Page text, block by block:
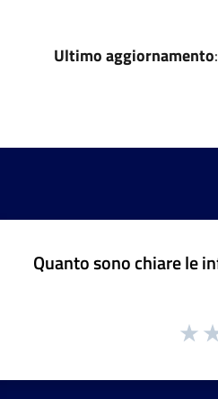
Ultimo aggiornamento
Quanto sono chiare le